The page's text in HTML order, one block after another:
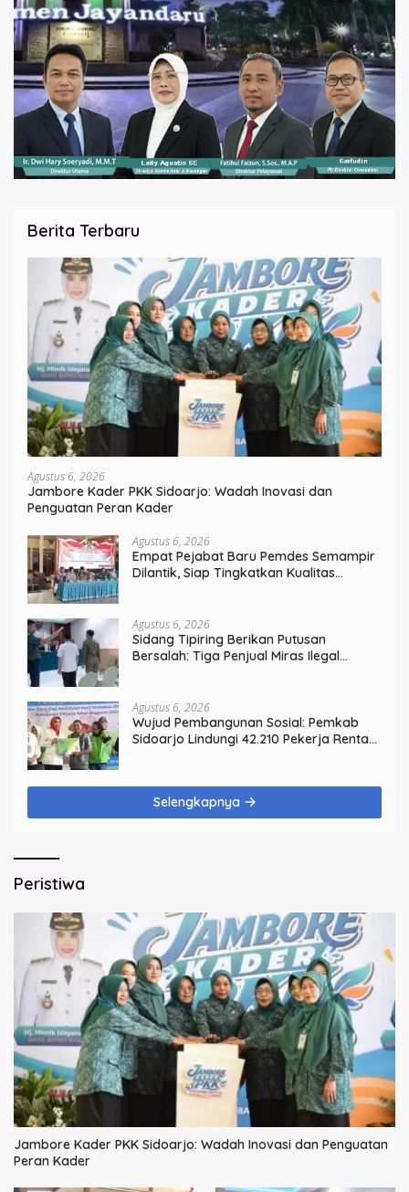
Berita Terbaru
Agustus 6, 2026
Jambore Kader PKK Sidoarjo: Wadah Inovasi dan
Penguatan Peran Kader
Agustus 6, 2026
Empat Pejabat Baru Pemdes Semampir
Dilantik, Siap Tingkatkan Kualitas
Agustus 6, 2026
Sidang Tipiring Berikan Putusan
Bersalah: Tiga Penjual Miras Ilegal
Agustus 6, 2026
Wujud Pembangunan Sosial: Pemkab
Sidoarjo Lindungi 42.210 Pekerja Rentan
Selengkapnya
Peristiwa
Jambore Kader PKK Sidoarjo: Wadah Inovasi dan Penguatan
Peran Kader